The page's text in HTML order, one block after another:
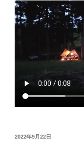
投
2022年9月22日